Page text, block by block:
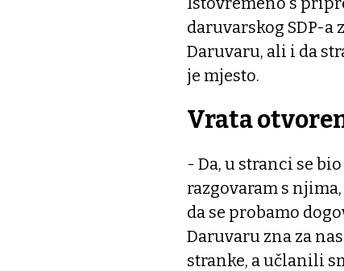
daruvarskog SDP-a
Daruvaru, ali i da
je mjesto.
Vrata
- Da, u stranci se
razgovaram s
da se probamo
Daruvaru zna za
stranke, a učlanili